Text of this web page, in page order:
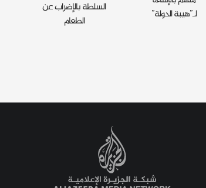
لـ”هيبة الدولة”
السلطة بالإضراب عن
الطعام